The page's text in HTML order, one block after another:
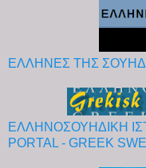
ΕΛΛΗΝΕΣ ΤΗΣ
ΕΛΛΗΝΟΣΟΥΗΔΙΚΗ
PORTAL - GREEK